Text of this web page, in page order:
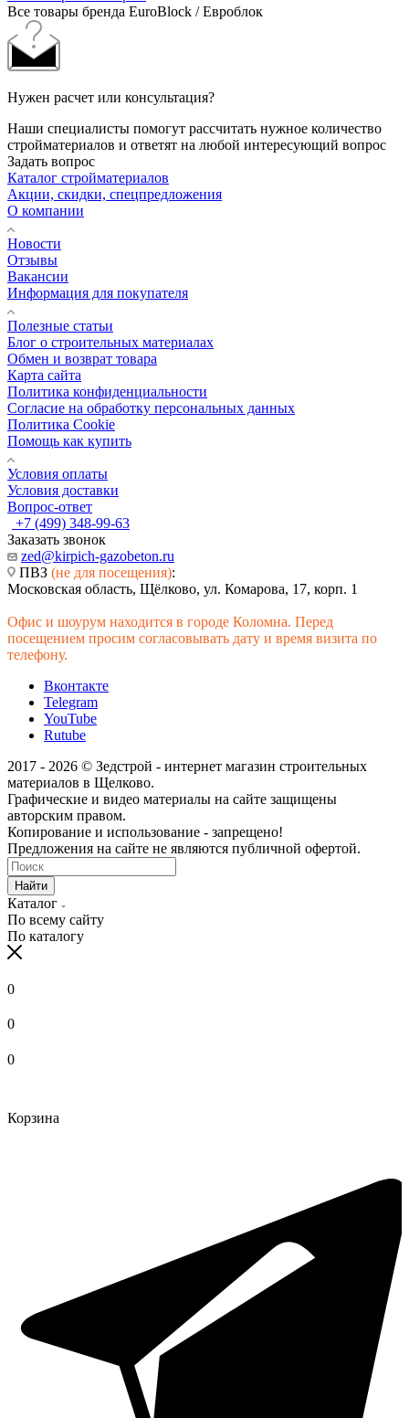
Все товары бренда EuroBlock / Евроблок
Нужен расчет или консультация?
Наши специалисты помогут рассчитать нужное количество
стройматериалов и ответят на любой интересующий вопрос
Задать вопрос
Каталог стройматериалов
Акции, скидки, спецпредложения
О компании
Новости
Отзывы
Вакансии
Информация для покупателя
Полезные статьи
Блог о строительных материалах
Обмен и возврат товара
Карта сайта
Политика конфиденциальности
Согласие на обработку персональных данных
Политика Cookie
Помощь как купить
Условия оплаты
Условия доставки
Вопрос-ответ
+7 (499) 348-99-63
Заказать звонок
zed@kirpich-gazobeton.ru
ПВЗ (не для посещения):
Московская область, Щёлково, ул. Комарова, 17, корп. 1
Офис и шоурум находится в городе Коломна. Перед
посещением просим согласовывать дату и время визита по
телефону.
Вконтакте
Telegram
YouTube
Rutube
2017 - 2026 © Зедстрой - интернет магазин строительных
материалов в Щелково.
Графические и видео материалы на сайте защищены
авторским правом.
Копирование и использование - запрещено!
Предложения на сайте не являются публичной офертой.
Найти
Каталог
По всему сайту
По каталогу
0
0
0
Корзина